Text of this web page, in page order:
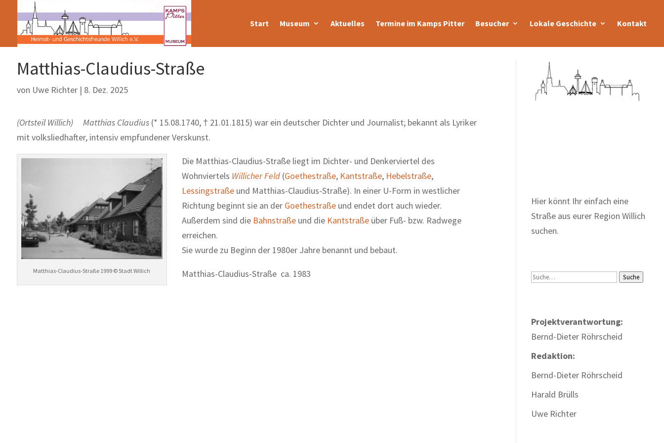
Start Museum Aktuelles Termine im Kamps Pitter Besucher Lokale Geschichte Kontakt
Matthias-Claudius-Straße
von Uwe Richter| 8. Dez. 2025
(Ortsteil Willich) Matthias Claudius(* 15.08.1740, † 21.01.1815) war ein deutscher Dichter und Journalist; bekannt als Lyriker
mit volksliedhafter, intensiv empfundener Verskunst.
Matthias-Claudius-Straße 1999 © Stadt Willich
Die Matthias-Claudius-Straße liegt im Dichter- und Denkerviertel des
Wohnviertels Willicher Feld(Goethestraße, Kantstraße, Hebelstraße,
Lessingstraßeund Matthias-Claudius-Straße). In einer U-Form in westlicher
Richtung beginnt sie an der Goethestraßeund endet dort auch wieder.
Außerdem sind die Bahnstraßeund die Kantstraßeüber Fuß- bzw. Radwege
erreichen.
Sie wurde zu Beginn der 1980er Jahre benannt und bebaut.
Matthias-Claudius-Straße ca. 1983
Hier könnt Ihr einfach eine
Straße aus eurer Region Willich
suchen.
Suche Suche
Projektverantwortung:
Bernd-Dieter Röhrscheid
Redaktion:
Bernd-Dieter Röhrscheid
Harald Brülls
Uwe Richter